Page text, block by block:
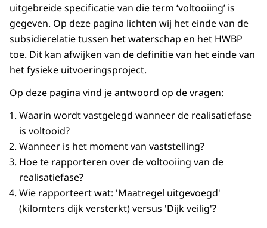
uitgebreide specificatie van die term ‘voltooiing’ is
gegeven. Op deze pagina lichten wij het einde van de
subsidierelatie tussen het waterschap en het HWBP
toe. Dit kan afwijken van de definitie van het einde van
het fysieke uitvoeringsproject.
Op deze pagina vind je antwoord op de vragen:
Waarin wordt vastgelegd wanneer de realisatiefase
is voltooid?
Wanneer is het moment van vaststelling?
Hoe te rapporteren over de voltooiing van de
realisatiefase?
Wie rapporteert wat: 'Maatregel uitgevoegd'
(kilomters dijk versterkt) versus 'Dijk veilig'?